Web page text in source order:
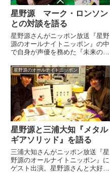
星野源 マーク・ロンソン
との対談を語る
星野源さんがニッポン放送『星野
源のオールナイトニッポン』の中
で自身が声優を務めた『未来のミ
についてトーク。さらにマーク・
ロンソンとした対談の模様につい
ても話していました。2/1発売の
「rockin'on」201...
星野源のオールナイトニッポン
星野源と三浦大知『メタル
ギアソリッド』を語る
三浦大知さんがニッポン放送『星
野源のオールナイトニッポン』に
ゲスト出演。星野源さんと大好き